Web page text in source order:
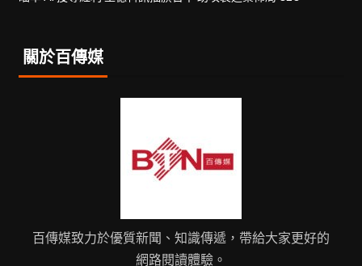
關於百傳媒
百傳媒致力於優質新聞、知識傳遞，帶給大家更好的
網路閱讀體驗。